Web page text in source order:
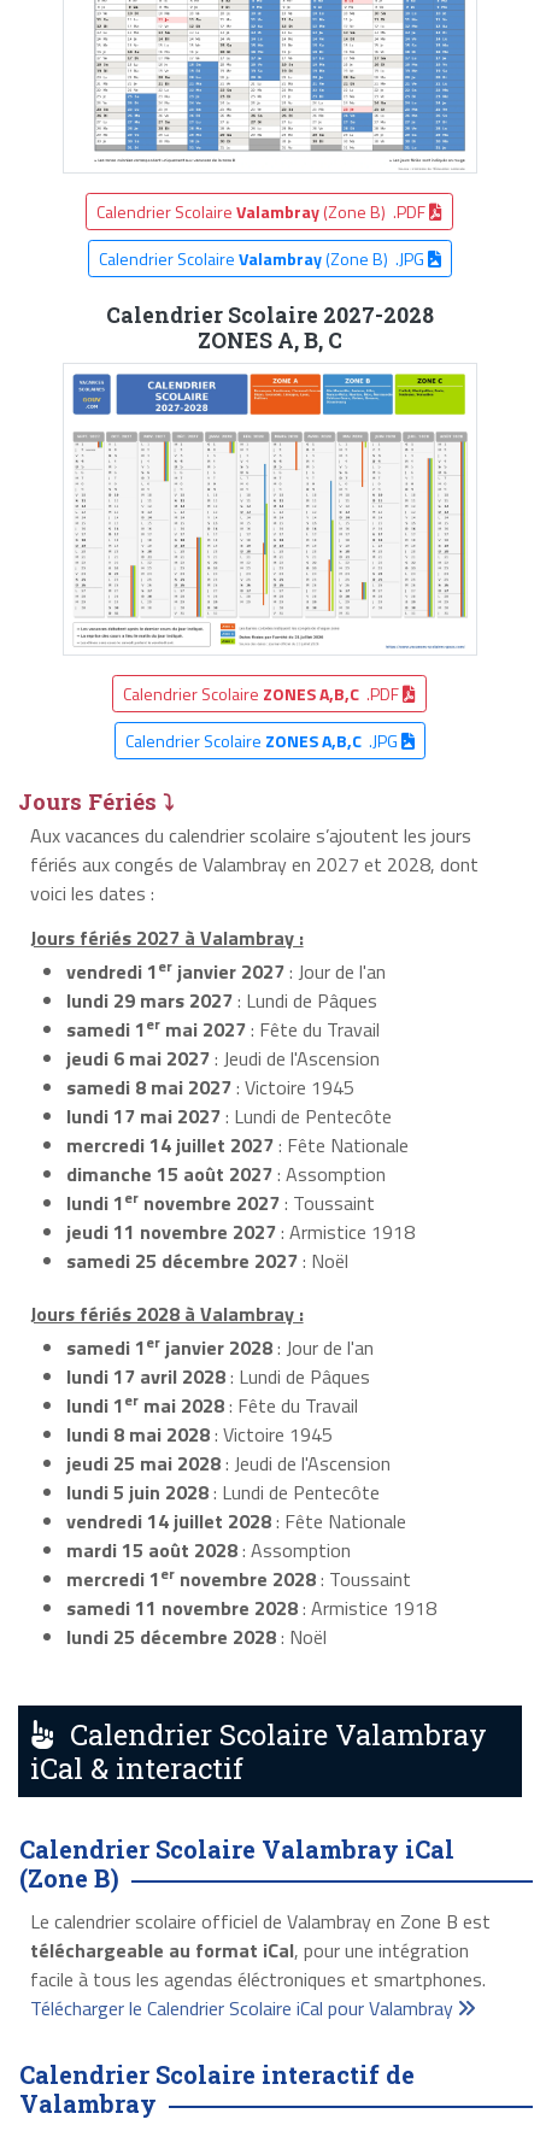
Calendrier ScolaireValambray(Zone B) .PDF
Calendrier ScolaireValambray(Zone B) .JPG
Calendrier Scolaire 2027-2028
ZONES A, B, C
Calendrier Scolaire ZONES A,B,C .PDF
Calendrier Scolaire ZONES A,B,C.JPG
Jours Fériés ⤵
Aux vacances du calendrier scolaire s’ajoutent les jours
fériés aux congés de Valambray en 2027 et 2028, dont
voici les dates :
Jours fériés 2027 à Valambray :
vendredi 1er janvier 2027: Jour de l'an
lundi 29 mars 2027: Lundi de Pâques
samedi 1er mai 2027: Fête du Travail
jeudi 6 mai 2027: Jeudi de l'Ascension
samedi 8 mai 2027: Victoire 1945
lundi 17 mai 2027: Lundi de Pentecôte
mercredi 14 juillet 2027: Fête Nationale
dimanche 15 août 2027: Assomption
lundi 1er novembre 2027: Toussaint
jeudi 11 novembre 2027: Armistice 1918
samedi 25 décembre 2027: Noël
Jours fériés 2028 à Valambray :
samedi 1er janvier 2028: Jour de l'an
lundi 17 avril 2028: Lundi de Pâques
lundi 1er mai 2028: Fête du Travail
lundi 8 mai 2028: Victoire 1945
jeudi 25 mai 2028: Jeudi de l'Ascension
lundi 5 juin 2028: Lundi de Pentecôte
vendredi 14 juillet 2028: Fête Nationale
mardi 15 août 2028: Assomption
mercredi 1er novembre 2028: Toussaint
samedi 11 novembre 2028: Armistice 1918
lundi 25 décembre 2028: Noël
Calendrier Scolaire Valambray
iCal & interactif
Calendrier Scolaire Valambray iCal
(Zone B)
Le calendrier scolaire officiel de Valambray en Zone B est
téléchargeable au format iCal, pour une intégration
facile à tous les agendas éléctroniques et smartphones.
Télécharger le Calendrier Scolaire iCal pour Valambray
Calendrier Scolaire interactif de
Valambray